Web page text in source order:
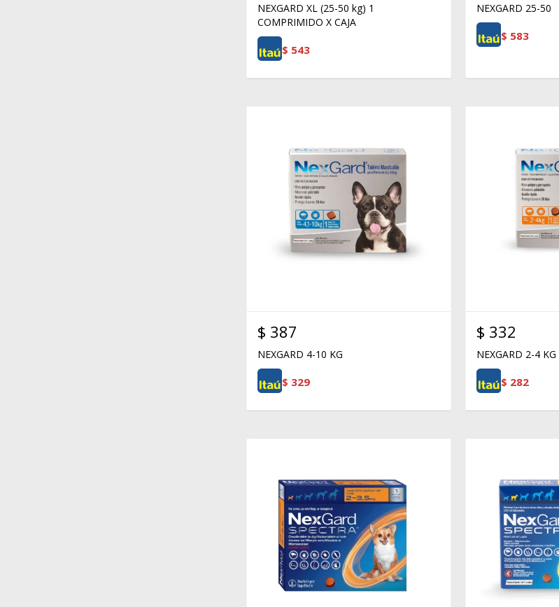
NEXGARD XL (25-50 kg) 1
COMPRIMIDO X CAJA
$ 543
NEXGARD 25-50
$ 583
$ 387
NEXGARD 4-10 KG
$ 329
$ 332
NEXGARD 2-4 KG
$ 282